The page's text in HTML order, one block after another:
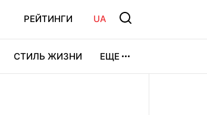
РЕЙТИНГИ UA
СТИЛЬ ЖИЗНИ ЕЩЕ